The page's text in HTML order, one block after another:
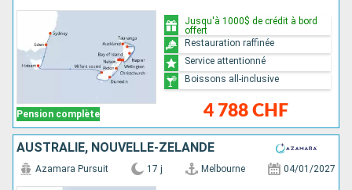
Pension complète 4 788 CHF
Jusqu'à 1000$ de crédit à bord
offert
Restauration raffinée
Service attentionné
Boissons all-inclusive
AUSTRALIE, NOUVELLE-ZÉLANDE
Azamara Pursuit 17 j Melbourne 04/01/2027